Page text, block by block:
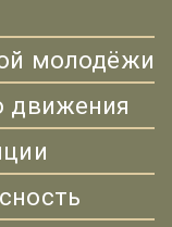
молодёжи
движения